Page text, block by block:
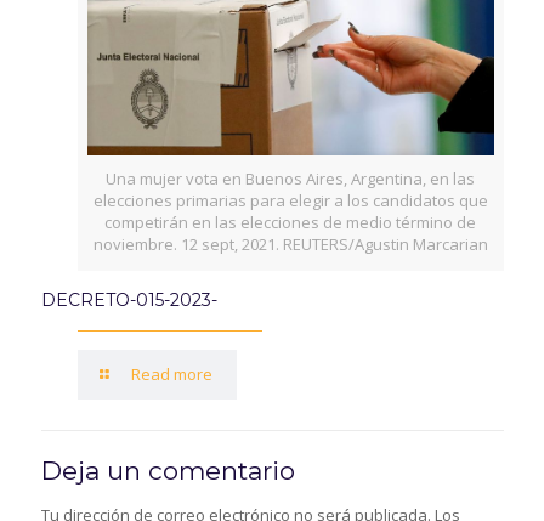
Una mujer vota en Buenos Aires, Argentina, en las
elecciones primarias para elegir a los candidatos que
competirán en las elecciones de medio término de
noviembre. 12 sept, 2021. REUTERS/Agustin Marcarian
DECRETO-015-2023-
Read more
Deja un comentario
Tu dirección de correo electrónico no será publicada. Los